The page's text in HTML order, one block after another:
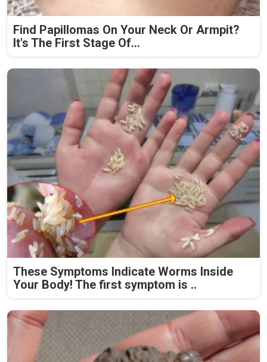
Find Papillomas On Your Neck Or Armpit?
It's The First Stage Of...
These Symptoms Indicate Worms Inside
Your Body! The first symptom is ..